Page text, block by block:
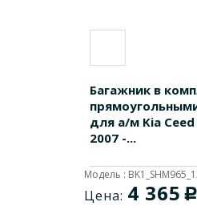
Багажник в
для а/м Kia
2007 -...
Цена: 4 365
Модель :